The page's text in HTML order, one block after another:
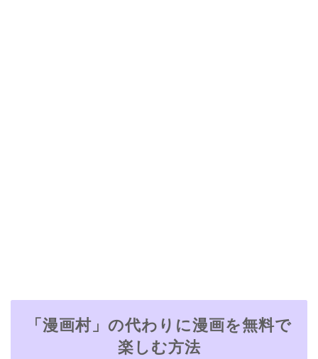
「漫画村」の代わりに漫画を無料で
楽しむ方法